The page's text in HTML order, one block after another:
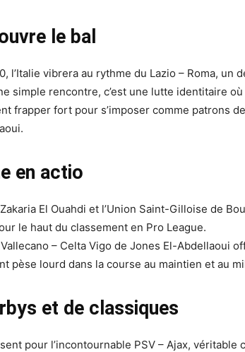
le bal
l’Italie vibrera au rythme du Lazio – Roma, un
simple rencontre, c’est une lutte identitaire
frapper fort pour s’imposer comme patrons
en actio
El Ouahdi et l’Union Saint-Gilloise de
le haut du classement en Pro League.
– Celta Vigo de Jones El-Abdellaoui
pèse lourd dans la course au maintien et au
et de classiques
pour l’incontournable PSV – Ajax, véritable